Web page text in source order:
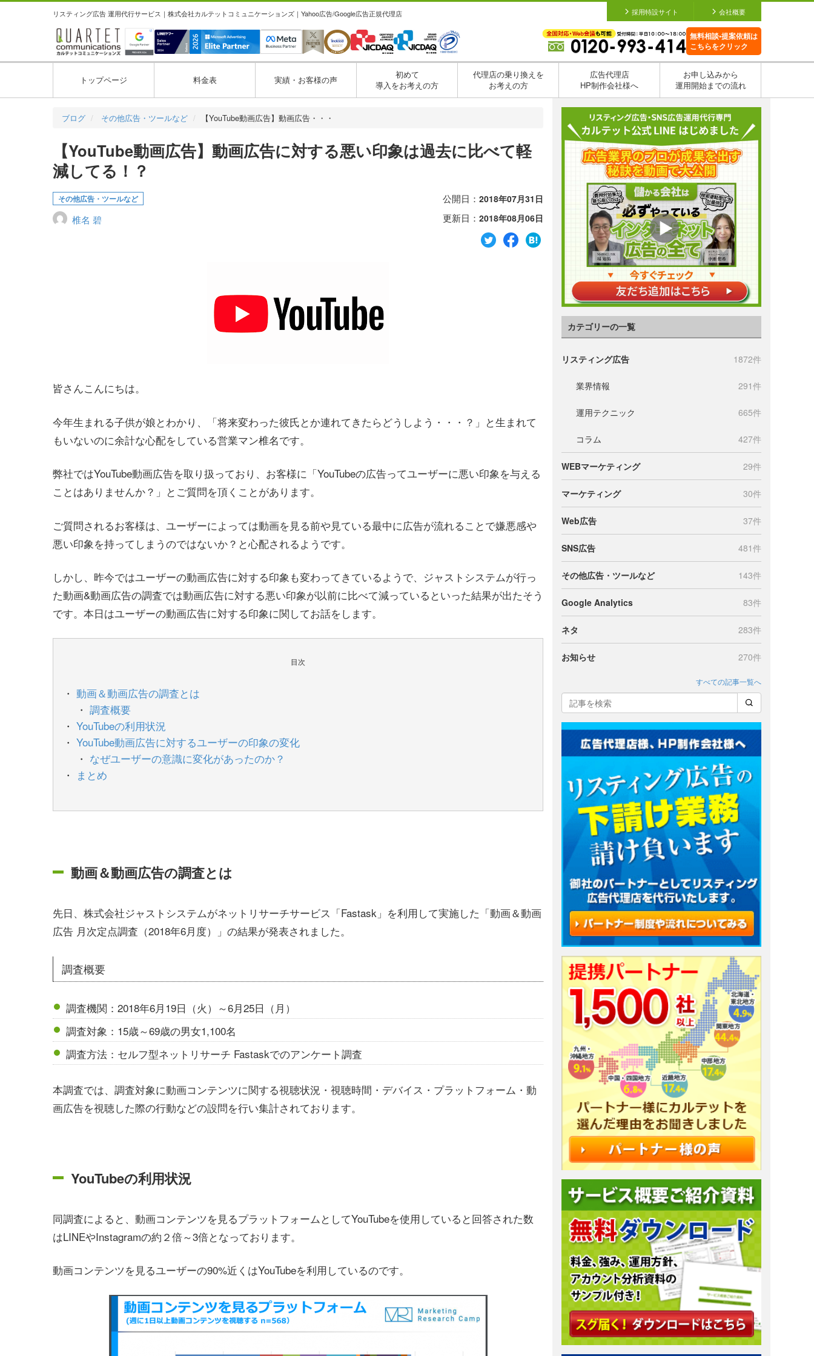
リスティング広告 運用代行サービス｜株式会社カルテットコミュニケーションズ｜Yahoo広告/Google広告正規代理店 採用特設サイト 会社概要
無料相談•提案依頼は
こちらをクリック
トップページ 料金表 実績・お客様の声
初めて
導入をお考えの方
代理店の乗り換えを
お考えの方
広告代理店
HP制作会社様へ
お申し込みから
運用開始までの流れ
ブログ その他広告・ツールなど 【YouTube動画広告】動画広告・・・
【YouTube動画広告】動画広告に対する悪い印象は過去に比べて軽
減してる！？
その他広告・ツールなど
椎名 碧
公開日： 2018年07月31日
更新日： 2018年08月06日
皆さんこんにちは。
今年生まれる子供が娘とわかり、「将来変わった彼氏とか連れてきたらどうしよう・・・？」と生まれて
もいないのに余計な心配をしている営業マン椎名です。
弊社ではYouTube動画広告を取り扱っており、お客様に「YouTubeの広告ってユーザーに悪い印象を与える
ことはありませんか？」とご質問を頂くことがあります。
ご質問されるお客様は、ユーザーによっては動画を見る前や見ている最中に広告が流れることで嫌悪感や
悪い印象を持ってしまうのではないか？と心配されるようです。
しかし、昨今ではユーザーの動画広告に対する印象も変わってきているようで、ジャストシステムが行っ
た動画&動画広告の調査では動画広告に対する悪い印象が以前に比べて減っているといった結果が出たそう
です。本日はユーザーの動画広告に対する印象に関してお話をします。
目次
動画＆動画広告の調査とは
調査概要
YouTubeの利用状況
YouTube動画広告に対するユーザーの印象の変化
なぜユーザーの意識に変化があったのか？
まとめ
動画＆動画広告の調査とは
先日、株式会社ジャストシステムがネットリサーチサービス「Fastask」を利用して実施した「動画＆動画
広告 月次定点調査（2018年6月度）」の結果が発表されました。
調査概要
調査機関：2018年6月19日（火）～6月25日（月）
調査対象：15歳～69歳の男女1,100名
調査方法：セルフ型ネットリサーチ Fastaskでのアンケート調査
本調査では、調査対象に動画コンテンツに関する視聴状況・視聴時間・デバイス・プラットフォーム・動
画広告を視聴した際の行動などの設問を行い集計されております。
YouTubeの利用状況
同調査によると、動画コンテンツを見るプラットフォームとしてYouTubeを使用していると回答された数
はLINEやInstagramの約２倍～3倍となっております。
動画コンテンツを見るユーザーの90%近くはYouTubeを利用しているのです。
カテゴリーの一覧
リスティング広告 1872件
業界情報 291件
運用テクニック 665件
コラム 427件
WEBマーケティング 29件
マーケティング 30件
Web広告 37件
SNS広告 481件
その他広告・ツールなど 143件
Google Analytics 83件
ネタ 283件
お知らせ 270件
すべての記事一覧へ